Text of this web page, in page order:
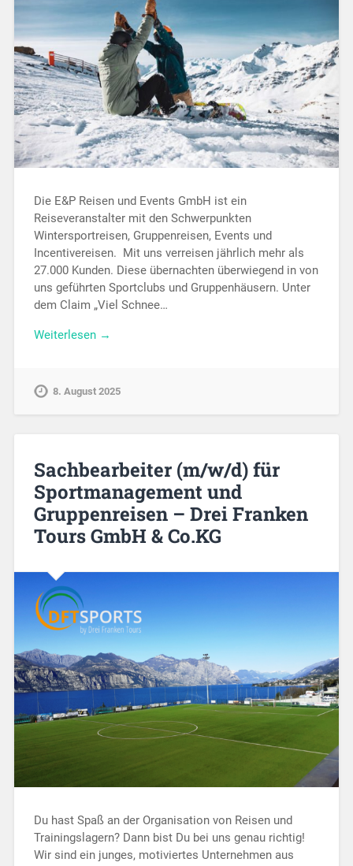
Die E&P Reisen und Events GmbH ist ein
Reiseveranstalter mit den Schwerpunkten
Wintersportreisen, Gruppenreisen, Events und
Incentivereisen. Mit uns verreisen jährlich mehr als
27.000 Kunden. Diese übernachten überwiegend in von
uns geführten Sportclubs und Gruppenhäusern. Unter
dem Claim „Viel Schnee…
Weiterlesen →
8. August 2025
Sachbearbeiter (m/w/d) für
Sportmanagement und
Gruppenreisen – Drei Franken
Tours GmbH & Co.KG
Du hast Spaß an der Organisation von Reisen und
Trainingslagern? Dann bist Du bei uns genau richtig!
Wir sind ein junges, motiviertes Unternehmen aus